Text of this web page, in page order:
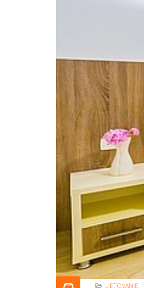
LJETOVANJE